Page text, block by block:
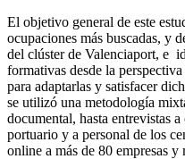
El objetivo general de este
ocupaciones más buscadas, y
del clúster de Valenciaport, e
formativas desde la
para adaptarlas y satisfacer
se utilizó una metodología
documental, hasta entrevistas
portuario y a personal de los
online a más de 80 empresas y